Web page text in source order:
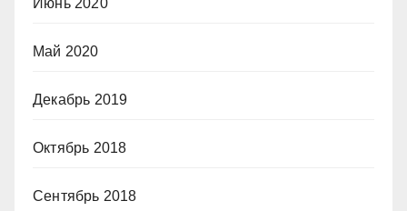
Май 2020
Декабрь 2019
Октябрь 2018
Сентябрь 2018